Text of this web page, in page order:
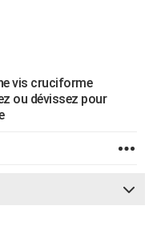
vis cruciforme
ou dévissez pour